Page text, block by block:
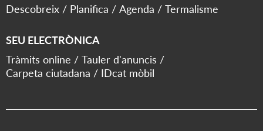
Descobreix
Planifica Agenda Termalisme
SEU ELECTRÒNICA
Tràmits online
Tauler d'anuncis
Carpeta ciutadana
IDcat mòbil